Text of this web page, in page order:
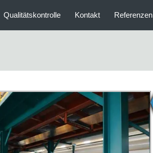
Qualitätskontrolle Kontakt Referenzen